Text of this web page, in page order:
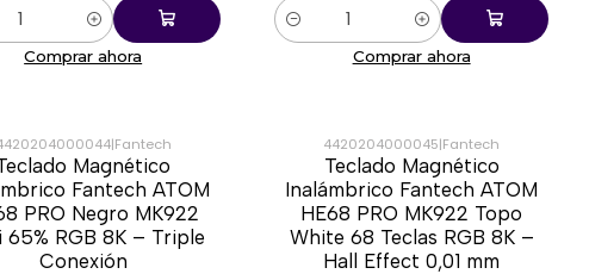
Comprar ahora
Cantidad
Comprar ahora
|Fantech
Magnético
Fantech ATOM
PRO Negro MK922
65% RGB 8K – Triple
Conexión
-35%
4420204000045|Fantech
Teclado Magnético
Inalámbrico Fantech ATOM
HE68 PRO MK922 Topo
White 68 Teclas RGB 8K –
Hall Effect 0,01 mm